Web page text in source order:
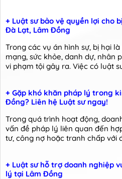
+ Luật sư bảo vệ quyền lợi cho
Đà Lạt, Lâm Đồng
Trong các vụ án hình sự, bị hại
mạng, sức khỏe, danh dự, nhân
vi phạm tội gây ra. Việc có luật
+ Gặp khó khăn pháp lý trong
Đồng? Liên hệ Luật sư ngay!
Trong quá trình hoạt động,
vấn đề pháp lý liên quan đến
tư, công nợ hoặc tranh chấp với
+ Luật sư hỗ trợ doanh nghiệp
lý tại Lâm Đồng